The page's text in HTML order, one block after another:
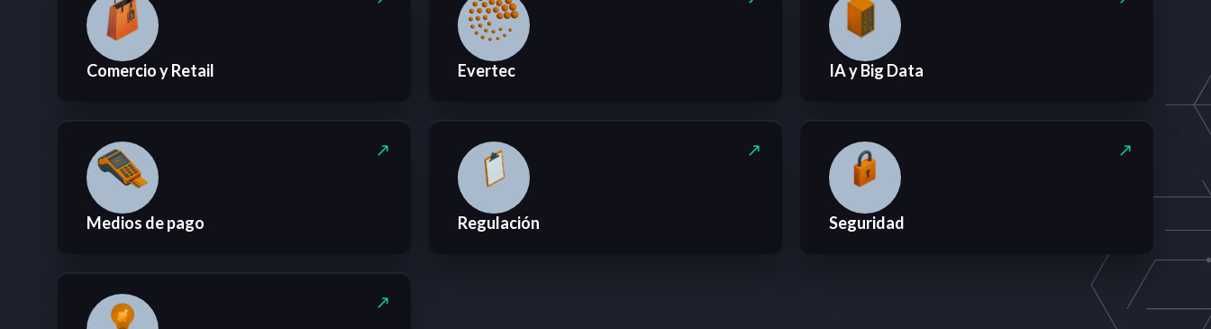
Comercio y Retail Evertec IA y Big Data
Medios de pago Regulación Seguridad